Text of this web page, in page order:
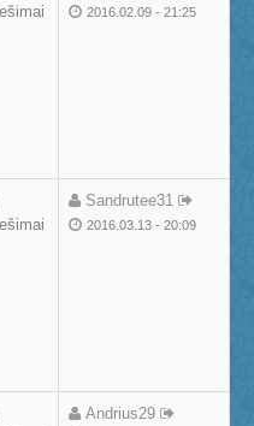
2016.02.09 - 21:25
Sandrutee31
2016.03.13 - 20:09
Andrius29